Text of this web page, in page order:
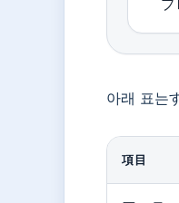
아래 표는
項目